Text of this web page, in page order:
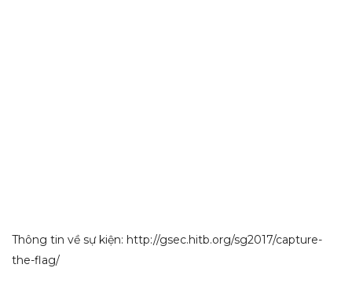
Thông tin về sự kiện: http://gsec.hitb.org/sg2017/capture-
the-flag/